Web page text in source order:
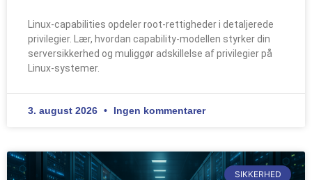
Linux-capabilities opdeler root-rettigheder i detaljerede
privilegier. Lær, hvordan capability-modellen styrker din
serversikkerhed og muliggør adskillelse af privilegier på
Linux-systemer.
3. august 2026 Ingen kommentarer
SIKKERHED